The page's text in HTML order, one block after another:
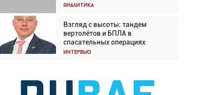
Аналитика
Взгляд с высоты: тандем
вертолётов и БПЛА в
спасательных операциях
Интервью
Аналитика
Частный самолёт – это актив.
Подходите к покупке
соответствующим образом
Интервью